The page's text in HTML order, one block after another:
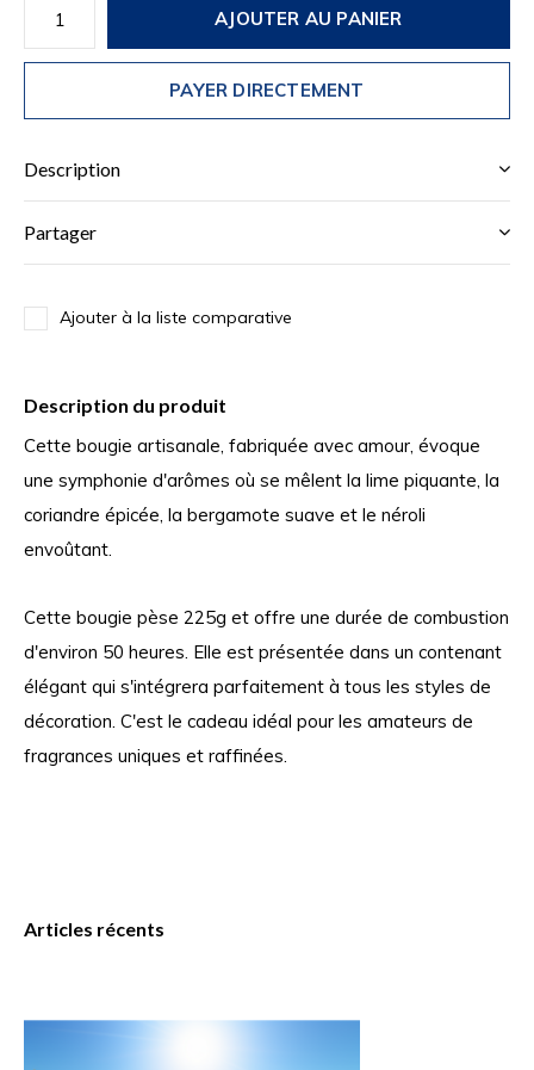
AJOUTER AU PANIER
PAYER DIRECTEMENT
Description
Partager
Ajouter à la liste comparative
Description du produit
Cette bougie artisanale, fabriquée avec amour, évoque
une symphonie d'arômes où se mêlent la lime piquante, la
coriandre épicée, la bergamote suave et le néroli
envoûtant.
Cette bougie pèse 225g et offre une durée de combustion
d'environ 50 heures. Elle est présentée dans un contenant
élégant qui s'intégrera parfaitement à tous les styles de
décoration. C'est le cadeau idéal pour les amateurs de
fragrances uniques et raffinées.
Articles récents